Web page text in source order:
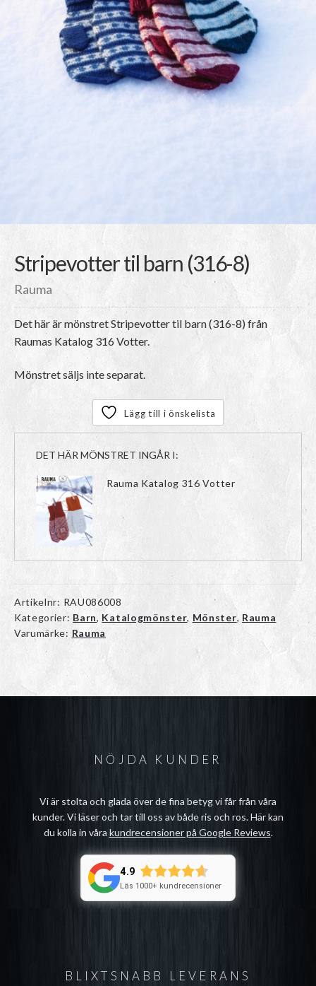
Stripevotter til barn (316-8)
Rauma
Det här är mönstret Stripevotter til barn (316-8) från
Raumas Katalog 316 Votter.
Mönstret säljs inte separat.
Lägg till i önskelista
DET HÄR MÖNSTRET INGÅR I:
Rauma Katalog 316 Votter
Artikelnr: RAU086008
Kategorier: Barn, Katalogmönster, Mönster, Rauma
Varumärke: Rauma
BLIXTSNABB LEVERANS
NÖJDA KUNDER
Vi är stolta och glada över de fina betyg vi får från våra
kunder. Vi läser och tar till oss av både ris och ros. Här kan
du kolla in våra kundrecensioner på Google Reviews.
4.9
Läs 1000+ kundrecensioner